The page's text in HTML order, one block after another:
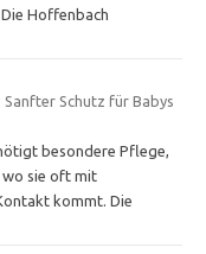
Hoffenbach
Sanfter Schutz für Babys
besondere Pflege,
wo sie oft mit
kommt. Die